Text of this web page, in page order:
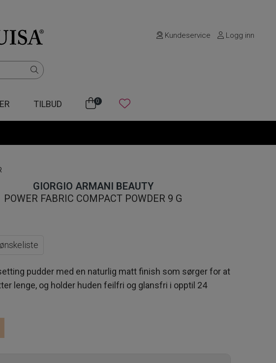
Kundeservice Logg inn
TILBUD 0
GIORGIO ARMANI BEAUTY
POWER FABRIC COMPACT POWDER 9 G
pudder med en naturlig matt finish som sørger for at
lenge, og holder huden feilfri og glansfri i opptil 24